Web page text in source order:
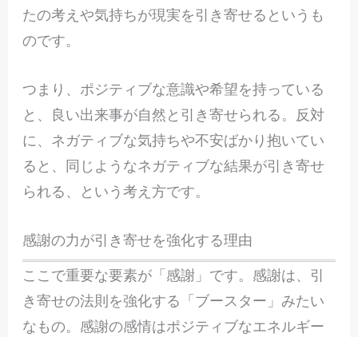
たの考えや気持ちが現実を引き寄せるというも
のです。
つまり、ポジティブな意識や希望を持っている
と、良い出来事が自然と引き寄せられる。反対
に、ネガティブな気持ちや不安ばかり抱いてい
ると、同じようなネガティブな結果が引き寄せ
られる、という考え方です。
感謝の力が引き寄せを強化する理由
ここで重要な要素が「感謝」です。感謝は、引
き寄せの法則を強化する「ブースター」みたい
なもの。感謝の感情はポジティブなエネルギー